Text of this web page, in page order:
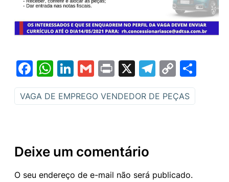
Facebook
WhatsApp
LinkedIn
GmailPrint
X Telegram
Copy
Link
VAGA DE EMPREGO VENDEDOR DE PEÇAS
Deixe um comentário
O seu endereço de e-mail não será publicado.